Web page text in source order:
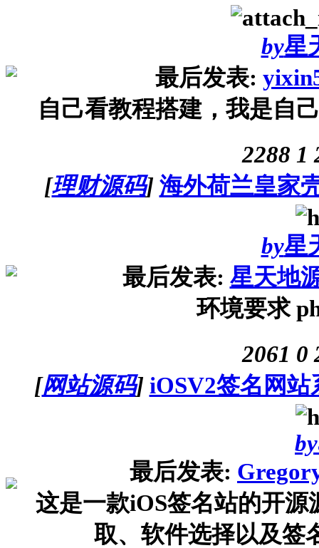
by星
最后发表:
自己看教程搭建，我是自
2288 1
[理财源码] 海外荷兰皇家
by星
最后发表: 星天地
环境要求
2061 0
[网站源码] iOSV2签名网
by
最后发表:
这是一款iOS签名站的开
取、软件选择以及签